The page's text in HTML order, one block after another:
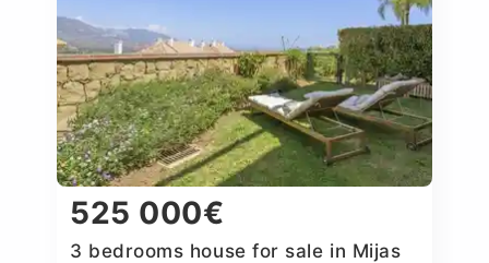
525 000€
3 bedrooms house for sale in Mijas